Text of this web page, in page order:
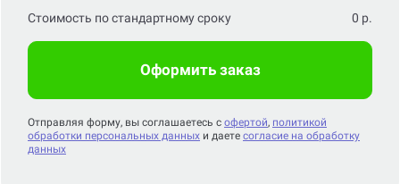
Стоимость по стандартному сроку 0 р.
Оформить заказ
Отправляя форму, вы соглашаетесь с офертой, политикой
обработки персональных данных и даете согласие на обработку
данных